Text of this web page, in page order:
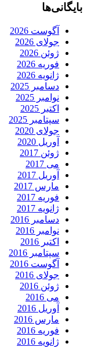
بایگانی‌ها
آگوست 2026
جولای 2026
ژوئن 2026
فوریه 2026
ژانویه 2026
دسامبر 2025
نوامبر 2025
اکتبر 2025
سپتامبر 2025
جولای 2020
آوریل 2020
ژوئن 2017
می 2017
آوریل 2017
مارس 2017
فوریه 2017
ژانویه 2017
دسامبر 2016
نوامبر 2016
اکتبر 2016
سپتامبر 2016
آگوست 2016
جولای 2016
ژوئن 2016
می 2016
آوریل 2016
مارس 2016
فوریه 2016
ژانویه 2016